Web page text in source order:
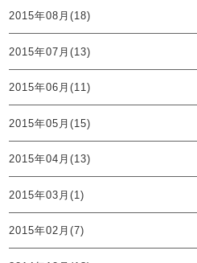
2015年08月(18)
2015年07月(13)
2015年06月(11)
2015年05月(15)
2015年04月(13)
2015年03月(1)
2015年02月(7)